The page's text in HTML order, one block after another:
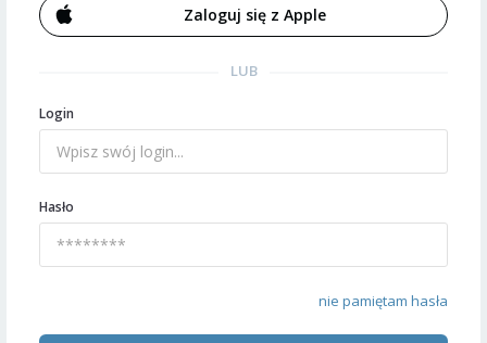
Zaloguj się z Apple
LUB
Login
Hasło
nie pamiętam hasła